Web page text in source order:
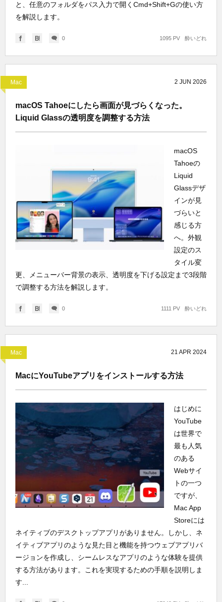
と、任意のフォルダをパス入力で開くCmd+Shift+Gの使い方
を解説します。
0 酔いどれ
1095 PV
Mac 2 JUN 2026
macOS Tahoeにしたら画面が見づらくなった。
Liquid Glassの透明度を調整する方法
macOS
Tahoeの
Liquid
Glassデザ
インが見
づらいと
感じる方
へ。外観
設定のス
タイル変
更、メニューバー背景の表示、透明度を下げる設定まで3段階
で調整する方法を解説します。
0 酔いどれ
1111 PV
Mac 21 APR 2024
MacにYouTubeアプリをインストールする方法
はじめに
YouTube
は世界で
最も人気
のある
Webサイ
トの一つ
ですが、
Mac App
Storeには
ネイティブのデスクトップアプリがありません。しかし、ネ
イティブアプリのような見た目と機能を持つウェブアプリバ
ージョンを作成し、シームレスなアプリのような体験を提供
する方法があります。これを実現するための手順を説明しま
す...